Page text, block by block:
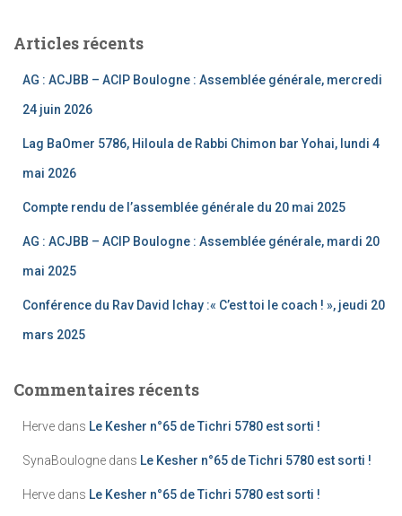
Articles récents
AG : ACJBB – ACIP Boulogne : Assemblée générale, mercredi
24 juin 2026
Lag BaOmer 5786, Hiloula de Rabbi Chimon bar Yohai, lundi 4
mai 2026
Compte rendu de l’assemblée générale du 20 mai 2025
AG : ACJBB – ACIP Boulogne : Assemblée générale, mardi 20
mai 2025
Conférence du Rav David Ichay :« C’est toi le coach ! », jeudi 20
mars 2025
Commentaires récents
Herve dans Le Kesher n°65 de Tichri 5780 est sorti !
SynaBoulogne dans Le Kesher n°65 de Tichri 5780 est sorti !
Herve dans Le Kesher n°65 de Tichri 5780 est sorti !